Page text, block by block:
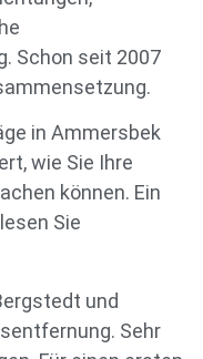
Schon seit 2007
in Ammersbek
wie Sie Ihre
können. Ein
Sie
und
Sehr